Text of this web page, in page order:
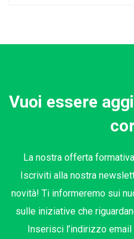
Vuoi essere
La nostra offerta
Iscriviti alla nostra
novità! Ti informeremo sui
sulle iniziative che
Inserisci l’indirizzo